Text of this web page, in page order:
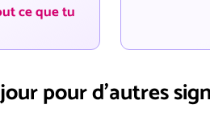
ce que tu
pour d'autres